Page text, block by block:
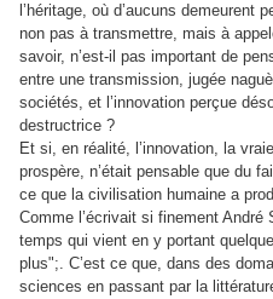
l’héritage, où d’aucuns demeurent
non pas à transmettre, mais à
savoir, n’est-il pas important de
entre une transmission, jugée
sociétés, et l’innovation perçue
destructrice ?
Et si, en réalité, l’innovation, la
prospère, n’était pensable que du
ce que la civilisation humaine a
Comme l’écrivait si finement
temps qui vient en y portant
plus";. C’est ce que, dans des
sciences en passant par la